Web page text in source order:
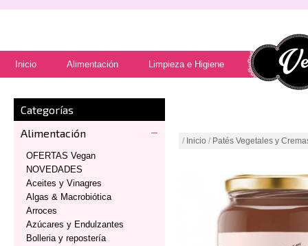
Inicio Alimentación Limpieza e Higiene
Categorías
Alimentación
OFERTAS Vegan
NOVEDADES
Aceites y Vinagres
Algas & Macrobiótica
Arroces
Azúcares y Endulzantes
Bolleria y repostería
/ Inicio / Patés Vegetales y